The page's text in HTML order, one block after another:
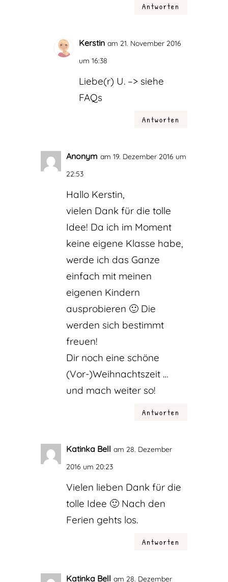
Antworten
Kerstin am 21. November 2016
um 16:38
Liebe(r) U. –> siehe
FAQs
Antworten
Anonym am 19. Dezember 2016 um
22:53
Hallo Kerstin,
vielen Dank für die tolle
Idee! Da ich im Moment
keine eigene Klasse habe,
werde ich das Ganze
einfach mit meinen
eigenen Kindern
ausprobieren 🙂 Die
werden sich bestimmt
freuen!
Dir noch eine schöne
(Vor-)Weihnachtszeit …
und mach weiter so!
Antworten
Katinka Bell am 28. Dezember
2016 um 20:23
Vielen lieben Dank für die
tolle Idee 🙂 Nach den
Ferien gehts los.
Antworten
Katinka Bell am 28. Dezember